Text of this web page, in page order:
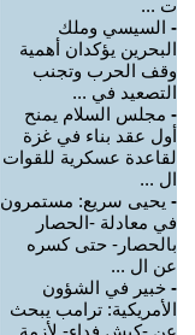
ت ...
- السيسي وملك
البحرين يؤكدان أهمية
وقف الحرب وتجنب
التصعيد في ...
- مجلس السلام يمنح
أول عقد بناء في غزة
لقاعدة عسكرية للقوات
ال ...
- يحيى سريع: مستمرون
في معادلة -الحصار
بالحصار- حتى كسره
عن ال ...
- خبير في الشؤون
الأمريكية: ترامب يبحث
عن -كبش فداء- لأزمة